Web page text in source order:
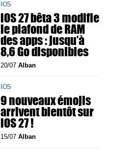
IOS
iOS 27 bêta 3 modifie
le plafond de RAM
des apps : jusqu’à
8,6 Go disponibles
20/07Alban
IOS
9 nouveaux émojis
arrivent bientôt sur
iOS 27 !
15/07Alban